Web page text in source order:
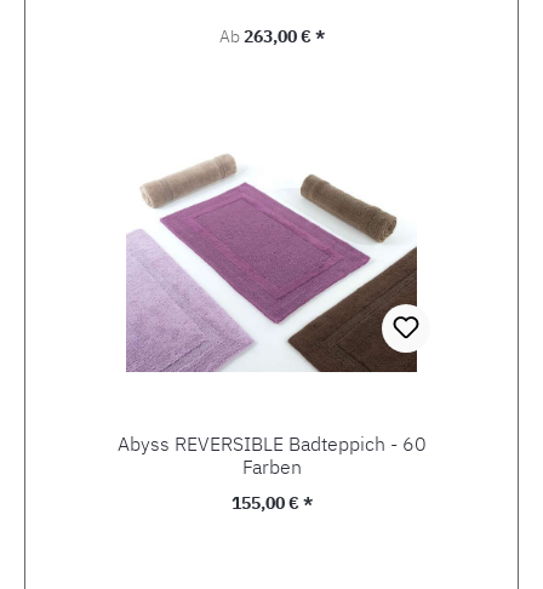
Regulärer Preis:
Ab263,00 € *
Abyss REVERSIBLE Badteppich - 60
Farben
Regulärer Preis:
155,00 € *